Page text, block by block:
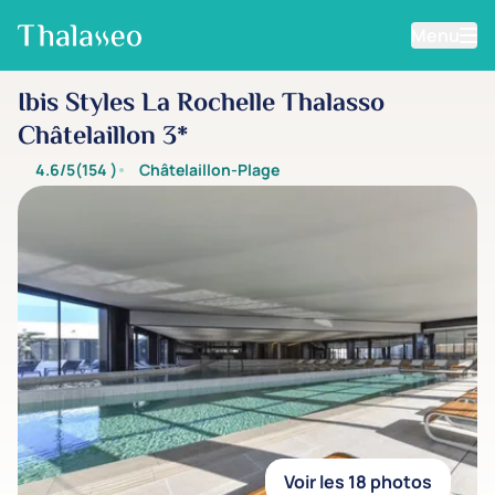
Aller au contenu principal
Ibis Styles La Rochelle Thalasso
Châtelaillon 3*
4.6/5(154 ) Châtelaillon-Plage
Voir les 18 photos